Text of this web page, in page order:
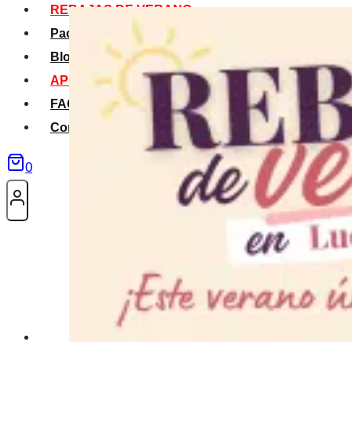
REBAJAS DE VERANO
Packs Verano
Blog
APP La Tribu
FAQS
Contacto
0